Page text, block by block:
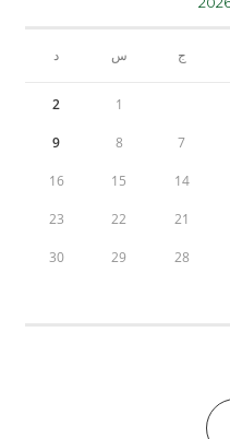
ج س د
1
2
7
8
9
14
15
16
21
22
23
28
29
30